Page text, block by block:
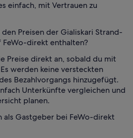
einfach, mit Vertrauen zu
Preisen der Gialiskari Strand-
direkt enthalten?
Preise direkt an, sobald du mit
werden keine versteckten
Bezahlvorgangs hinzugefügt.
Unterkünfte vergleichen und
planen.
als Gastgeber bei FeWo-direkt